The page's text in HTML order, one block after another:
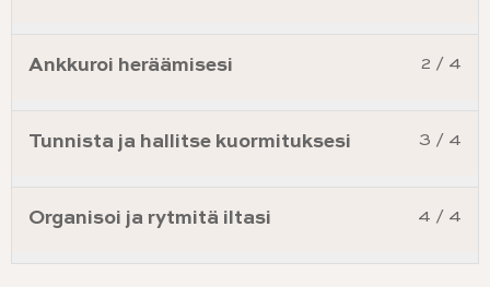
2 / 4
Ankkuroi heräämisesi
3 / 4
Tunnista ja hallitse kuormituksesi
4 / 4
Organisoi ja rytmitä iltasi